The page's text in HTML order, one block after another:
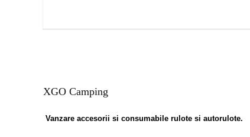
XGO Camping
Vanzare accesorii si consumabile rulote si autorulote.